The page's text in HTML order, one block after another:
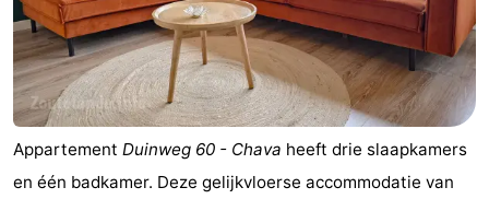
Zeeland
Schouwen-
Duiveland
-
Renesse
-
Appartement Duinweg 60 - Chava heeft drie slaapkamers
en één badkamer. Deze gelijkvloerse accommodatie van